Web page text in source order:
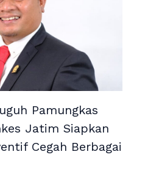
Pamungkas
Jatim Siapkan
Cegah Berbagai